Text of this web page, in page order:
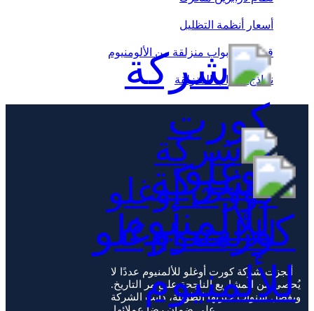
أسعار أنظمة التظليل
قطاعات أبواب منزلقة من الألومنيوم
نماذج الأبواب المنزلقة
أنجزت شركة كورت أوغلو للألمنيوم عددًا لا
يُحصى من المشاريع الناجحة على مر التاريخ.
وبفضل سنوات خبرتها الطويلة، دأبت الشركة